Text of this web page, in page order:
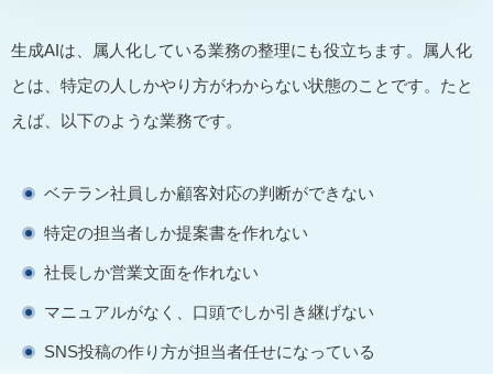
生成AIは、属人化している業務の整理にも役立ちます。属人化
とは、特定の人しかやり方がわからない状態のことです。たと
えば、以下のような業務です。
ベテラン社員しか顧客対応の判断ができない
特定の担当者しか提案書を作れない
社長しか営業文面を作れない
マニュアルがなく、口頭でしか引き継げない
SNS投稿の作り方が担当者任せになっている